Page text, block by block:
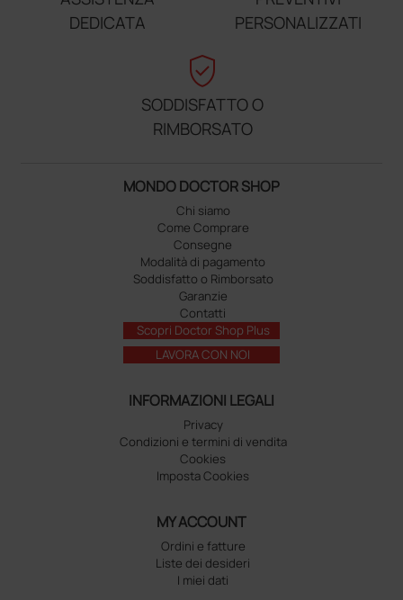
DEDICATA
PERSONALIZZATI
verified_user
SODDISFATTO O
RIMBORSATO
MONDO DOCTOR SHOP
Chi siamo
Come Comprare
Consegne
Modalità di pagamento
Soddisfatto o Rimborsato
Garanzie
Contatti
Scopri Doctor Shop Plus
LAVORA CON NOI
INFORMAZIONI LEGALI
Privacy
Condizioni e termini di vendita
Cookies
Imposta Cookies
MY ACCOUNT
Ordini e fatture
Liste dei desideri
I miei dati